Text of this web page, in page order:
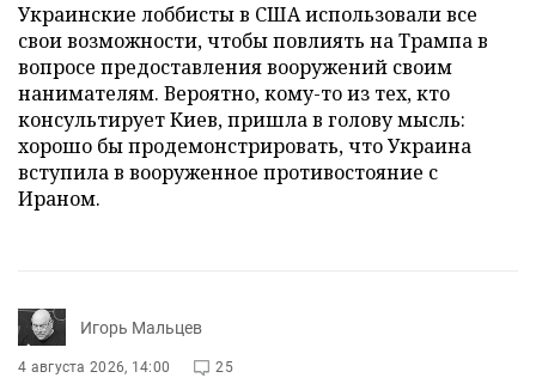
Украинские лоббисты в США использовали все
свои возможности, чтобы повлиять на Трампа в
вопросе предоставления вооружений своим
нанимателям. Вероятно, кому-то из тех, кто
консультирует Киев, пришла в голову мысль:
хорошо бы продемонстрировать, что Украина
вступила в вооруженное противостояние с
Ираном.
Игорь Мальцев
4 августа 2026, 14:00 25